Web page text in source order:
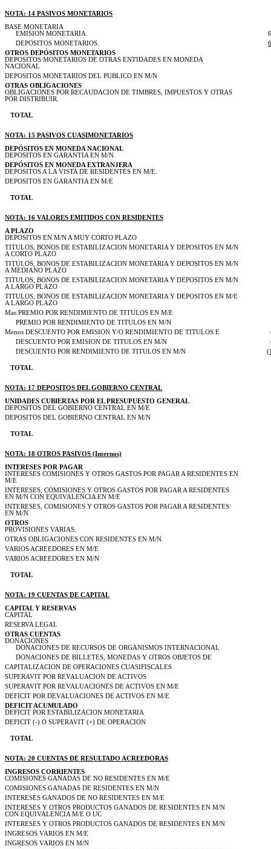
NOTA: 14 PASIVOS MONETARIOS
BASE MONETARIA
EMISION MONETARIA.
DEPOSITOS MONETARIOS.
OTROS DEPÓSITOS MONETARIOS
DEPOSITOS MONETARIOS DE OTRAS ENTIDADES EN MONEDA
NACIONAL
DEPOSITOS MONETARIOS DEL PUBLICO EN M/N
OTRAS OBLIGACIONES
OBLIGACIONES POR RECAUDACION DE TIMBRES, IMPUESTOS Y OTRAS
POR DISTRIBUIR.
TOTAL
NOTA: 15 PASIVOS CUASIMONETARIOS
DEPÓSITOS EN MONEDA NACIONAL
DEPOSITOS EN GARANTIA EN M/N
DEPÓSITOS EN MONEDA EXTRANJERA
DEPOSITOS A LA VISTA DE RESIDENTES EN M/E.
DEPOSITOS EN GARANTIA EN M/E
TOTAL
NOTA: 16 VALORES EMITIDOS CON RESIDENTES
A PLAZO
DEPOSITOS EN M/N A MUY CORTO PLAZO
TITULOS, BONOS DE ESTABILIZACION MONETARIA Y DEPOSITOS EN M/N
A CORTO PLAZO
TITULOS, BONOS DE ESTABILIZACION MONETARIA Y DEPOSITOS EN M/N
A MEDIANO PLAZO
TITULOS, BONOS DE ESTABILIZACION MONETARIA Y DEPOSITOS EN M/N
A LARGO PLAZO
TITULOS, BONOS DE ESTABILIZACION MONETARIA Y DEPOSITOS EN M/E
A LARGO PLAZO
Mas PREMIO POR RENDIMIENTO DE TITULOS EN M/E
PREMIO POR RENDIMIENTO DE TITULOS EN M/N
Menos DESCUENTO POR EMISION Y/O RENDIMIENTO DE TITULOS E
DESCUENTO POR EMISION DE TITULOS EN M/N
DESCUENTO POR RENDIMIENTO DE TITULOS EN M/N
TOTAL
NOTA: 17 DEPOSITOS DEL GOBIERNO CENTRAL
UNIDADES CUBIERTAS POR EL PRESUPUESTO GENERAL
DEPOSITOS DEL GOBIERNO CENTRAL EN M/E
DEPOSITOS DEL GOBIERNO CENTRAL EN M/N
TOTAL
NOTA: 18 OTROS PASIVOS (Internos)
INTERESES POR PAGAR
INTERESES COMISIONES Y OTROS GASTOS POR PAGAR A RESIDENTES EN
M/E
INTERESES, COMISIONES Y OTROS GASTOS POR PAGAR A RESIDENTES
EN M/N CON EQUIVALENCIA EN M/E
INTERESES, COMISIONES Y OTROS GASTOS POR PAGAR A RESIDENTES
EN M/N
OTROS
PROVISIONES VARIAS.
OTRAS OBLIGACIONES CON RESIDENTES EN M/N
VARIOS ACREEDORES EN M/E
VARIOS ACREEDORES EN M/N
TOTAL
NOTA: 19 CUENTAS DE CAPITAL
CAPITAL Y RESERVAS
CAPITAL
RESERVA LEGAL
OTRAS CUENTAS
DONACIONES
DONACIONES DE RECURSOS DE ORGANISMOS INTERNACIONAL
DONACIONES DE BILLETES, MONEDAS Y OTROS OBJETOS DE
CAPITALIZACION DE OPERACIONES CUASIFISCALES
SUPERAVIT POR REVALUACION DE ACTIVOS
SUPERAVIT POR REVALUACIONES DE ACTIVOS EN M/E
DEFICIT POR DEVALUACIONES DE ACTIVOS EN M/E
DEFICIT ACUMULADO
DEFICIT POR ESTABILIZACION MONETARIA
DEFICIT (-) O SUPERAVIT (+) DE OPERACION
TOTAL
NOTA: 20 CUENTAS DE RESULTADO ACREEDORAS
INGRESOS CORRIENTES
COMISIONES GANADAS DE NO RESIDENTES EN M/E
COMISIONES GANADAS DE RESIDENTES EN M/N
INTERESES GANADOS DE NO RESIDENTES EN M/E
INTERESES Y OTROS PRODUCTOS GANADOS DE RESIDENTES EN M/N
CON EQUIVALENCIA M/E O UC
INTERESES Y OTROS PRODUCTOS GANADOS DE RESIDENTES EN M/N
INGRESOS VARIOS EN M/E
INGRESOS VARIOS EN M/N